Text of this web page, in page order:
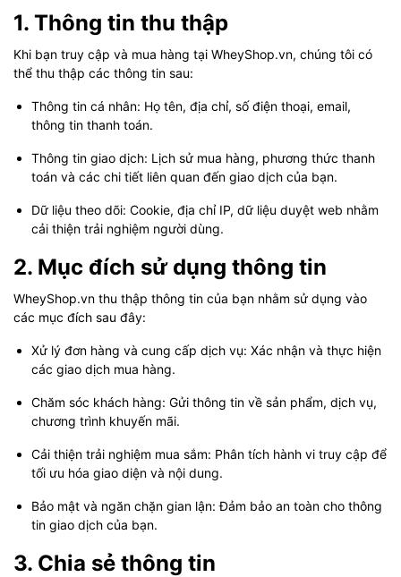
1. Thông tin thu thập
Khi bạn truy cập và mua hàng tại WheyShop.vn, chúng tôi có
thể thu thập các thông tin sau:
Thông tin cá nhân: Họ tên, địa chỉ, số điện thoại, email,
thông tin thanh toán.
Thông tin giao dịch: Lịch sử mua hàng, phương thức thanh
toán và các chi tiết liên quan đến giao dịch của bạn.
Dữ liệu theo dõi: Cookie, địa chỉ IP, dữ liệu duyệt web nhằm
cải thiện trải nghiệm người dùng.
2. Mục đích sử dụng thông tin
WheyShop.vn thu thập thông tin của bạn nhằm sử dụng vào
các mục đích sau đây:
Xử lý đơn hàng và cung cấp dịch vụ: Xác nhận và thực hiện
các giao dịch mua hàng.
Chăm sóc khách hàng: Gửi thông tin về sản phẩm, dịch vụ,
chương trình khuyến mãi.
Cải thiện trải nghiệm mua sắm: Phân tích hành vi truy cập để
tối ưu hóa giao diện và nội dung.
Bảo mật và ngăn chặn gian lận: Đảm bảo an toàn cho thông
tin giao dịch của bạn.
3. Chia sẻ thông tin